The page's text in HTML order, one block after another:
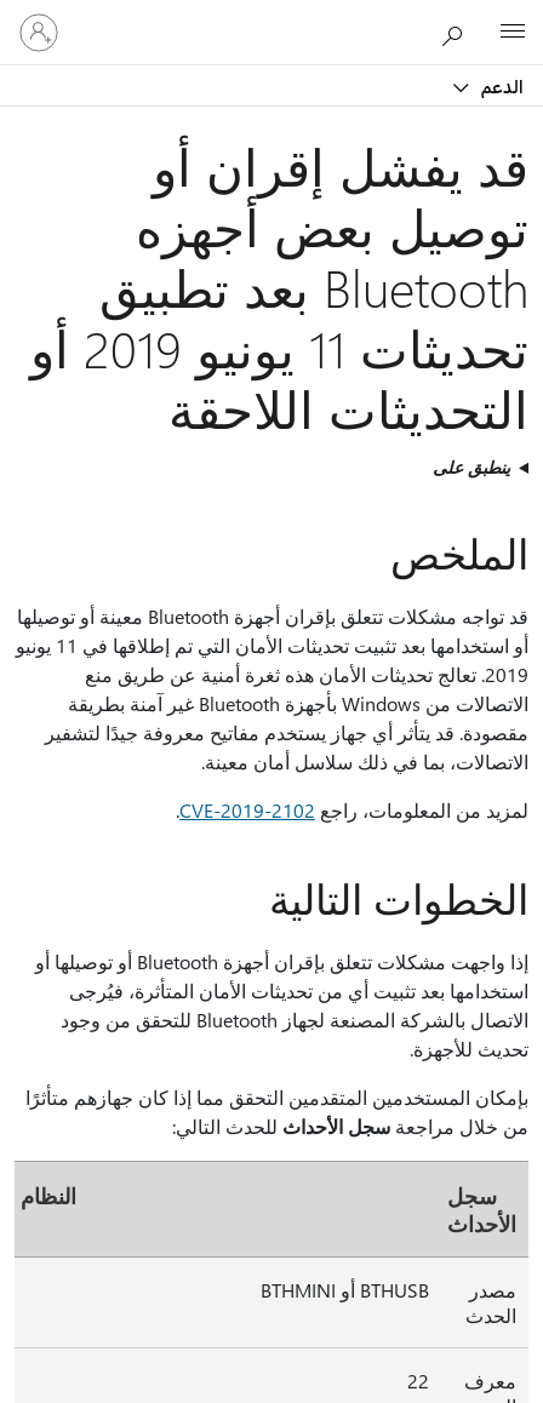
الدعم
تسجيل
الدخول
إلى
قد يفشل إقران أو
توصيل بعض أجهزه
Bluetooth بعد تطبيق
تحديثات 11 يونيو 2019 أو
التحديثات اللاحقة
ينطبق على
الملخص
قد تواجه مشكلات تتعلق بإقران أجهزة Bluetooth معينة أو توصيلها
أو استخدامها بعد تثبيت تحديثات الأمان التي تم إطلاقها في 11 يونيو
2019. تعالج تحديثات الأمان هذه ثغرة أمنية عن طريق منع
الاتصالات من Windows بأجهزة Bluetooth غير آمنة بطريقة
مقصودة. قد يتأثر أي جهاز يستخدم مفاتيح معروفة جيدًا لتشفير
الاتصالات، بما في ذلك سلاسل أمان معينة.
لمزيد من المعلومات، راجع CVE-2019-2102
.
الخطوات التالية
إذا واجهت مشكلات تتعلق بإقران أجهزة Bluetooth أو توصيلها أو
استخدامها بعد تثبيت أي من تحديثات الأمان المتأثرة، فيُرجى
الاتصال‬ بالشركة المصنعة لجهاز Bluetooth للتحقق من وجود
تحديث للأجهزة.
بإمكان المستخدمين المتقدمين التحقق مما إذا كان جهازهم متأثرًا
من خلال مراجعة سجل الأحداث للحدث التالي:
سجل
الأحداث
النظام
مصدر
الحدث
BTHUSB أو BTHMINI
معرف
22